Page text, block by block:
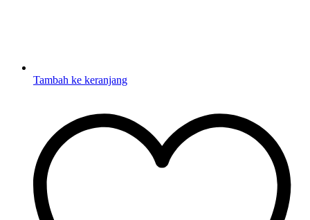
Tambah ke keranjang